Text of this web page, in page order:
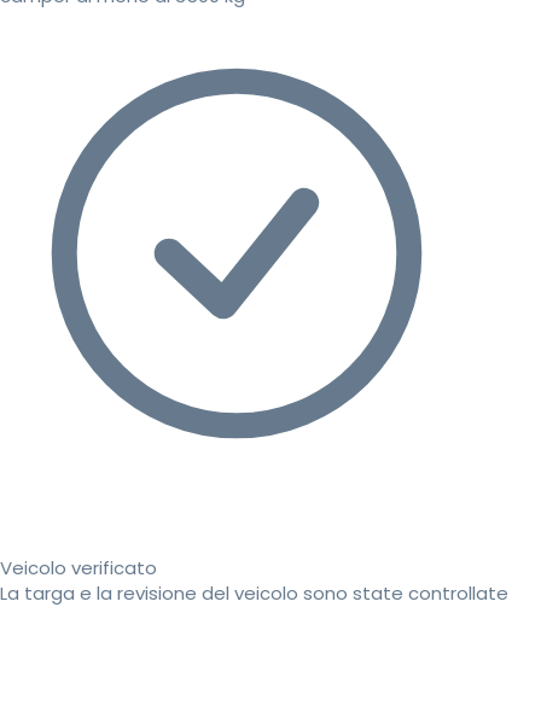
Veicolo verificato
La targa e la revisione del veicolo sono state controllate